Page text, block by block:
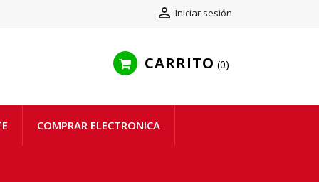
 Iniciar sesión
CARRITO 0
COMPRAR ELECTRONICA